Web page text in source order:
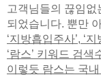
고객님들의 끊임없
되었습니다. 뿐만
‘지방흡입주사’, ‘
‘람스’ 키워드 검
이렇듯 람스는 국